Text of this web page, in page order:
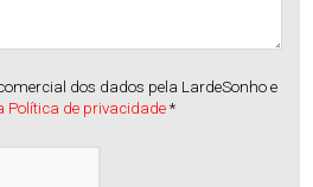
dos dados pela LardeSonho e
Política de privacidade *